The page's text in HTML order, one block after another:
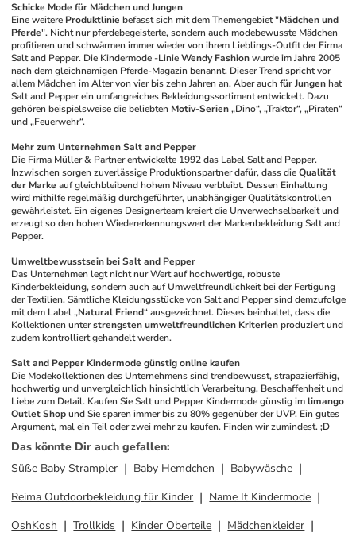
Schicke Mode für Mädchen und Jungen
Eine weitere Produktlinie befasst sich mit dem Themengebiet "Mädchen und
Pferde". Nicht nur pferdebegeisterte, sondern auch modebewusste Mädchen
profitieren und schwärmen immer wieder von ihrem Lieblings-Outfit der Firma
Salt and Pepper. Die Kindermode -Linie Wendy Fashion wurde im Jahre 2005
nach dem gleichnamigen Pferde-Magazin benannt. Dieser Trend spricht vor
allem Mädchen im Alter von vier bis zehn Jahren an. Aber auch für Jungen hat
Salt and Pepper ein umfangreiches Bekleidungssortiment entwickelt. Dazu
gehören beispielsweise die beliebten Motiv-Serien „Dino“, „Traktor“, „Piraten“
und „Feuerwehr“.
Mehr zum Unternehmen Salt and Pepper
Die Firma Müller & Partner entwickelte 1992 das Label Salt and Pepper.
Inzwischen sorgen zuverlässige Produktionspartner dafür, dass die Qualität
der Marke auf gleichbleibend hohem Niveau verbleibt. Dessen Einhaltung
wird mithilfe regelmäßig durchgeführter, unabhängiger Qualitätskontrollen
gewährleistet. Ein eigenes Designerteam kreiert die Unverwechselbarkeit und
erzeugt so den hohen Wiedererkennungswert der Markenbekleidung Salt and
Pepper.
Umweltbewusstsein bei Salt and Pepper
Das Unternehmen legt nicht nur Wert auf hochwertige, robuste
Kinderbekleidung, sondern auch auf Umweltfreundlichkeit bei der Fertigung
der Textilien. Sämtliche Kleidungsstücke von Salt and Pepper sind demzufolge
mit dem Label „Natural Friend“ ausgezeichnet. Dieses beinhaltet, dass die
Kollektionen unter strengsten umweltfreundlichen Kriterien produziert und
zudem kontrolliert gehandelt werden.
Salt and Pepper Kindermode günstig online kaufen
Die Modekollektionen des Unternehmens sind trendbewusst, strapazierfähig,
hochwertig und unvergleichlich hinsichtlich Verarbeitung, Beschaffenheit und
Liebe zum Detail. Kaufen Sie Salt und Pepper Kindermode günstig im limango
Outlet Shop und Sie sparen immer bis zu 80% gegenüber der UVP. Ein gutes
Argument, mal ein Teil oder zwei mehr zu kaufen. Finden wir zumindest. ;D
Das könnte Dir auch gefallen:
Süße Baby Strampler
Baby Hemdchen
Babywäsche
Reima Outdoorbekleidung für Kinder
Name It Kindermode
OshKosh
Trollkids Kinder Oberteile
Mädchenkleider